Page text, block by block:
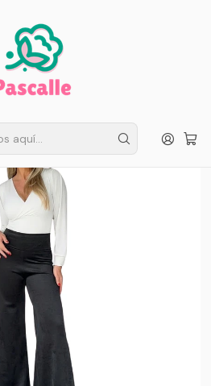
$50.000
Calzas Invierno
estilo vintage cotele